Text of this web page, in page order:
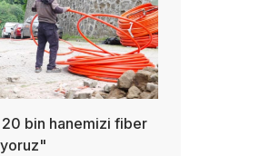
20 bin hanemizi fiber